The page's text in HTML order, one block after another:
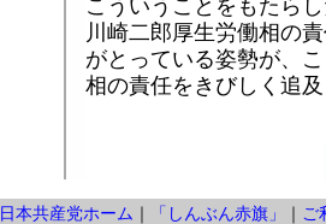
こういうことをもたら
川崎二郎厚生労働相の
がとっている姿勢が、
相の責任をきびしく追
日本共産党ホーム ｜ 「しんぶん赤旗」 ｜ ご